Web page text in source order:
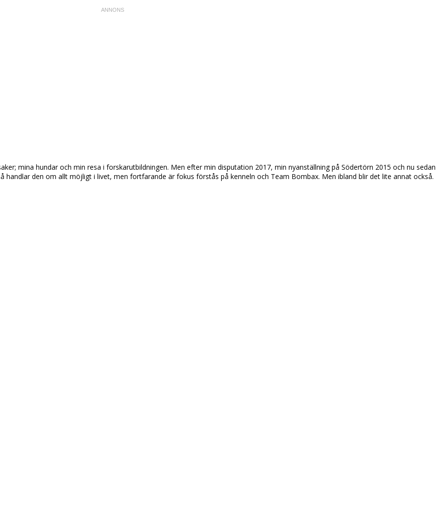
mina hundar och min resa i forskarutbildningen. Men efter min disputation 2017, min nyanställning på Södertörn 2015 och nu sedan
handlar den om allt möjligt i livet, men fortfarande är fokus förstås på kenneln och Team Bombax. Men ibland blir det lite annat också.